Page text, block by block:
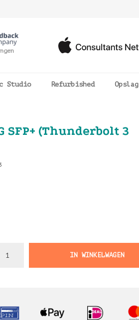
Studio Refurbished Opslag
SFP+ (Thunderbolt 3
IN WINKELWAGEN